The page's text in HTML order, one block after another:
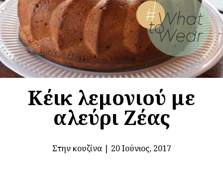
Κέικ λεμονιού με
αλεύρι Ζέας
Στην κουζίνα| 20 Ιούνιος, 2017